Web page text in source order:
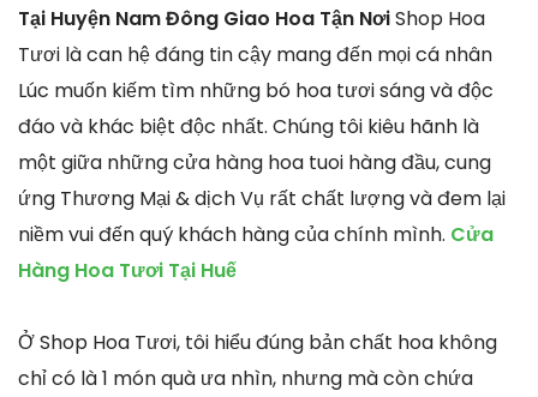
Tại Huyện Nam Đông Giao Hoa Tận NơiShop Hoa
Tươi là can hệ đáng tin cậy mang đến mọi cá nhân
Lúc muốn kiếm tìm những bó hoa tươi sáng và độc
đáo và khác biệt độc nhất. Chúng tôi kiêu hãnh là
một giữa những cửa hàng hoa tuoi hàng đầu, cung
ứng Thương Mại & dịch Vụ rất chất lượng và đem lại
niềm vui đến quý khách hàng của chính mình. Cửa
Hàng Hoa Tươi Tại Huế
Ở Shop Hoa Tươi, tôi hiểu đúng bản chất hoa không
chỉ có là 1 món quà ưa nhìn, nhưng mà còn chứa